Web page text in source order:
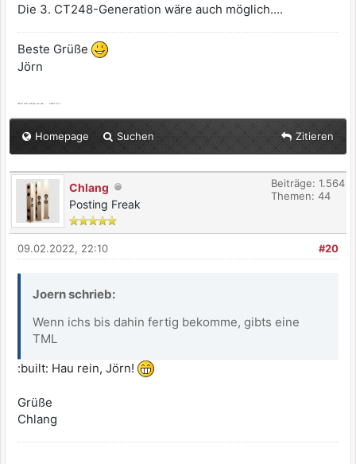
Die 3. CT248-Generation wäre auch möglich....
Beste Grüße
Jörn
what the bleep do we ... - listen to ?
Homepage Suchen Zitieren
Chlang
Posting Freak
Beiträge: 1.564
Themen: 44
#20
09.02.2022, 22:10
Joern schrieb:
Wenn ichs bis dahin fertig bekomme, gibts eine
TML
:built: Hau rein, Jörn!
Grüße
Chlang